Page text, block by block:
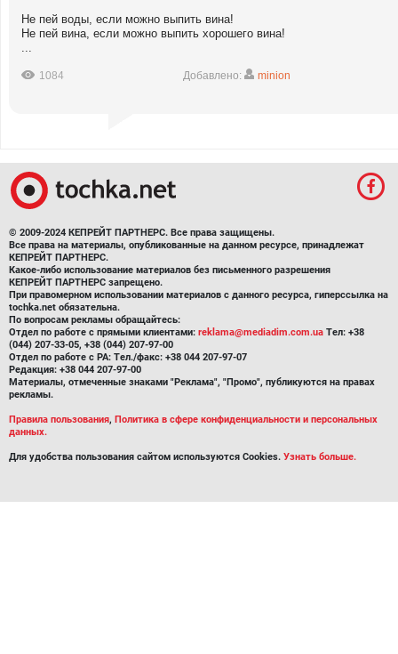
Не пей воды, если можно выпить вина!
Не пей вина, если можно выпить хорошего вина!
...
1084 Добавлено: minion
© 2009-2024 КЕПРЕЙТ ПАРТНЕРС. Все права защищены.
Все права на материалы, опубликованные на данном ресурсе, принадлежат
КЕПРЕЙТ ПАРТНЕРС.
Какое-либо использование материалов без письменного разрешения
КЕПРЕЙТ ПАРТНЕРС запрещено.
При правомерном использовании материалов с данного ресурса, гиперссылка на
tochka.net обязательна.
По вопросам рекламы обращайтесь:
Отдел по работе с прямыми клиентами: reklama@mediadim.com.ua Тел: +38
(044) 207-33-05, +38 (044) 207-97-00
Отдел по работе с РА: Тел./факс: +38 044 207-97-07
Редакция: +38 044 207-97-00
Материалы, отмеченные знаками "Реклама", "Промо", публикуются на правах
рекламы.
Правила пользования, Политика в сфере конфиденциальности и персональных
данных.
Для удобства пользования сайтом используются Cookies. Узнать больше.